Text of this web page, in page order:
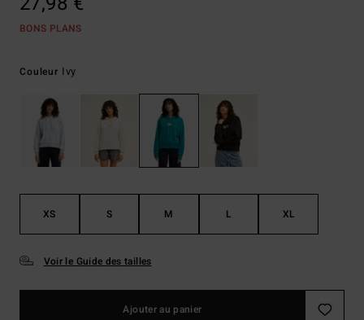
BONS PLANS
Couleur Ivy
XS S M L XL
Voir le Guide des tailles
Ajouter au panier